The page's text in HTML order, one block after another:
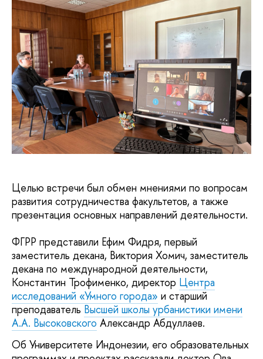
Целью встречи был обмен мнениями по вопросам
развития сотрудничества факультетов, а также
презентация основных направлений деятельности.
ФГРР представили Ефим Фидря, первый
заместитель декана, Виктория Хомич, заместитель
декана по международной деятельности,
Константин Трофименко, директор Центра
исследований «Умного города» и старший
преподаватель Высшей школы урбанистики имени
А.А. Высоковского Александр Абдуллаев.
Об Университете Индонезии, его образовательных